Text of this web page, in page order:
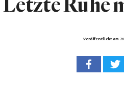
Letzte Ruhe
Veröffentlicht am